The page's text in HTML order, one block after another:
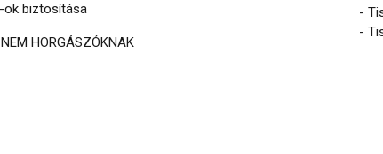
ok biztosítása
HORGÁSZÓKNAK
-
-